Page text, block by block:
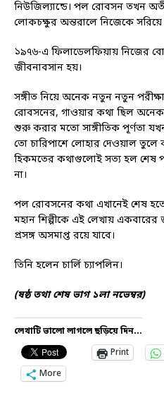
নিউজিল্যান্ডে। পল রোবসন তখন
লোকচক্ষুর অন্তরালে নিজেকে সরিয়ে
১৯৭৬-এ ফিলাডেলফিয়ায় নিজের
জীবনাবসান হয়।
সঙ্গীত নিয়ে অনেক নতুন নতুন
রোবসনের, গাওয়ার কথা ছিল অনেক
শুরু করার মতো সাঙ্গীতিক পূর্ণতা
তো চারিপাশে লোহার দেওয়াল তুলে
হিকমতের কথাগুলোই সত্য হল শেষ
না।
পল রোবসনের কথা এখানেই শেষ
মহান শিল্পীকে এই লেখায়
প্রসঙ্গ অসমাপ্ত রয়ে যাবে।
তিনি হলেন চার্লি চ্যাপলিন।
(ষষ্ঠ তথা শেষ ভাগ ১লা নভেম্বর)
লেখাটি ভালো লাগলে ছড়িয়ে দিন...
Print
More